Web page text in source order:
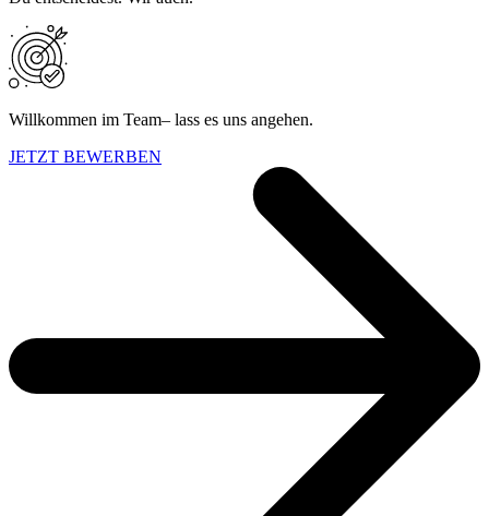
Willkommen im Team– lass es uns angehen.
JETZT BEWERBEN